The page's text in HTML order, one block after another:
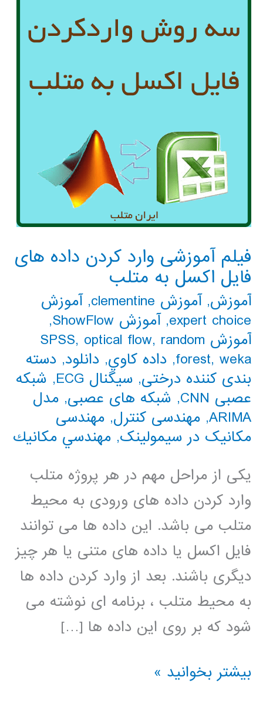
فیلم آموزشی وارد کردن داده های
فایل اکسل به متلب
آموزش,آموزش clementine ,آموزش
expert choice
,آموزش ShowFlow
,
آموزش SPSS
, optical flow, random
forest, weka
, داده كاوي, دانلود, دسته
بندی کننده درختی, سیگنال ECG , شبکه
عصبی CNN
, شبکه های عصبی, مدل
ARIMA
, مهندسی کنترل, مهندسی
مکانیک در سیمولینک, مهندسي مكانيك
یکی از مراحل مهم در هر پروژه متلب
وارد کردن داده های ورودی به محیط
متلب می باشد. این داده ها می توانند
فایل اکسل یا داده های متنی یا هر چیز
دیگری باشند. بعد از وارد کردن داده ها
به محیط متلب ، برنامه ای نوشته می
شود که بر روی این داده ها […]
فیلم
بیشتر بخوانید »